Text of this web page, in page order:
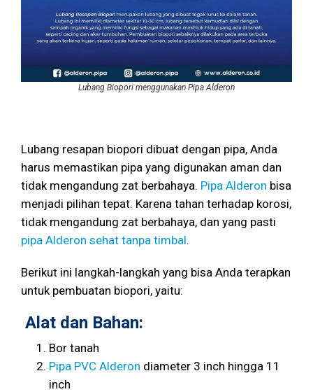
Lubang Biopori menggunakan Pipa Alderon
Lubang resapan biopori dibuat dengan pipa, Anda
harus memastikan pipa yang digunakan aman dan
tidak mengandung zat berbahaya. Pipa Alderon bisa
menjadi pilihan tepat. Karena tahan terhadap korosi,
tidak mengandung zat berbahaya, dan yang pasti
pipa Alderon sehat tanpa timbal.
Berikut ini langkah-langkah yang bisa Anda terapkan
untuk pembuatan biopori, yaitu:
Alat dan Bahan:
Bor tanah
Pipa PVC Alderon diameter 3 inch hingga 11
inch